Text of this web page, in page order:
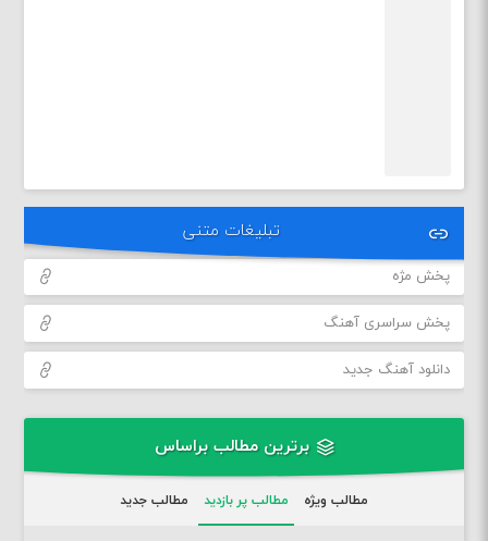
تبلیغات متنی
پخش مژه
پخش سراسری آهنگ
دانلود آهنگ جدید
برترین مطالب براساس
مطالب ویژه مطالب پر بازدید مطالب جدید